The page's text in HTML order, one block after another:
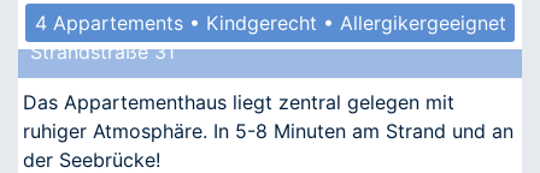
4 Appartements • Kindgerecht • Allergikergeeignet
Strandstraße 31
Das Appartementhaus liegt zentral gelegen mit
ruhiger Atmosphäre. In 5-8 Minuten am Strand und an
der Seebrücke!